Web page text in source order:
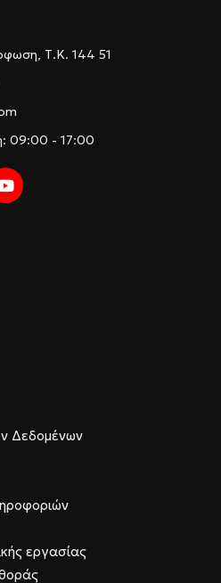
Τ.Κ. 144 51
09:00 - 17:00
Δεδομένων
εργασίας